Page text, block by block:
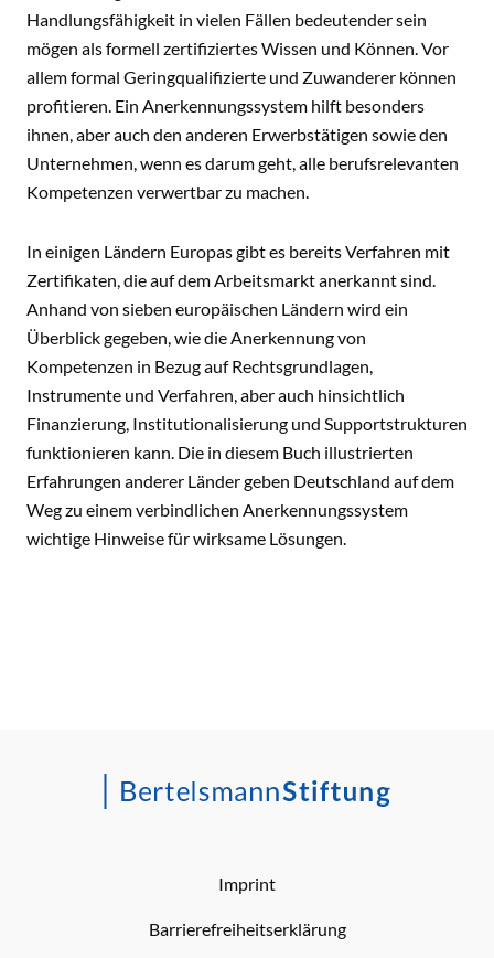
Handlungsfähigkeit in vielen Fällen bedeutender sein
mögen als formell zertifiziertes Wissen und Können. Vor
allem formal Geringqualifizierte und Zuwanderer können
profitieren. Ein Anerkennungssystem hilft besonders
ihnen, aber auch den anderen Erwerbstätigen sowie den
Unternehmen, wenn es darum geht, alle berufsrelevanten
Kompetenzen verwertbar zu machen.
In einigen Ländern Europas gibt es bereits Verfahren mit
Zertifikaten, die auf dem Arbeitsmarkt anerkannt sind.
Anhand von sieben europäischen Ländern wird ein
Überblick gegeben, wie die Anerkennung von
Kompetenzen in Bezug auf Rechtsgrundlagen,
Instrumente und Verfahren, aber auch hinsichtlich
Finanzierung, Institutionalisierung und Supportstrukturen
funktionieren kann. Die in diesem Buch illustrierten
Erfahrungen anderer Länder geben Deutschland auf dem
Weg zu einem verbindlichen Anerkennungssystem
wichtige Hinweise für wirksame Lösungen.
Imprint
Barrierefreiheitserklärung